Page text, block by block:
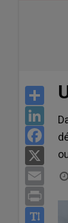
Share
Email